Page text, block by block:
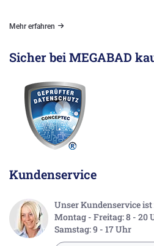
Mehr erfahren
Sicher bei MEGABAD
Kundenservice
Unser Kundenservice ist
Montag - Freitag: 8 - 20
Samstag: 9 - 17 Uhr